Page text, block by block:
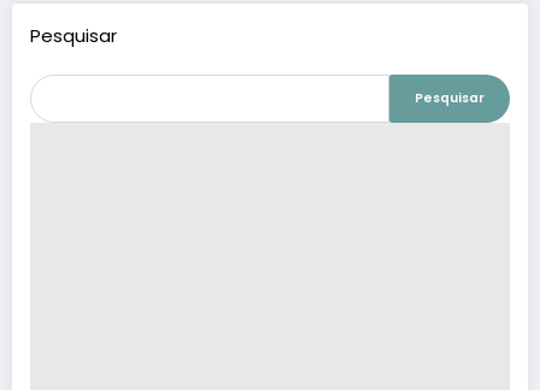
Pesquisar
Pesquisar